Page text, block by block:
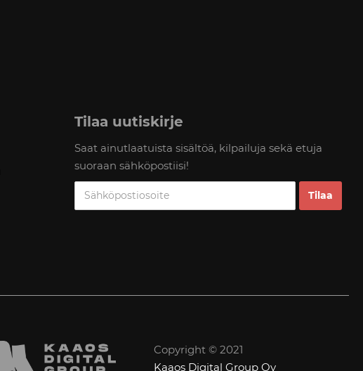
Tilaa uutiskirje
Saat ainutlaatuista sisältöä, kilpailuja sekä etuja
suoraan sähköpostiisi!
Copyright © 2021
Kaaos Digital Group Oy